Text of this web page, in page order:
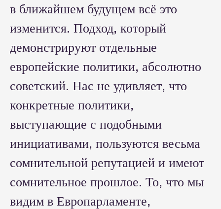
в ближайшем будущем всё это
изменится. Подход, который
демонстрируют отдельные
европейские политики, абсолютно
советский. Нас не удивляет, что
конкретные политики,
выступающие с подобными
инициативами, пользуются весьма
сомнительной репутацией и имеют
сомнительное прошлое. То, что мы
видим в Европарламенте,